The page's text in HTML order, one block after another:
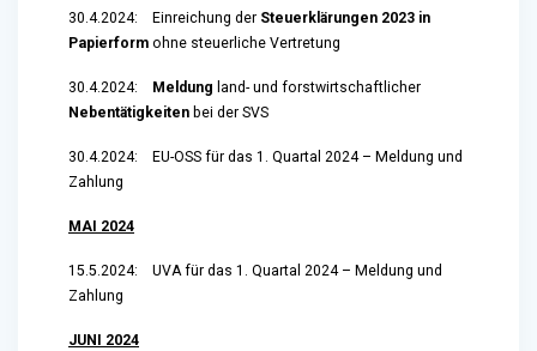
30.4.2024: Einreichung der Steuerklärungen 2023 in
Papierform ohne steuerliche Vertretung
30.4.2024: Meldung land- und forstwirtschaftlicher
Nebentätigkeiten bei der SVS
30.4.2024: EU-OSS für das 1. Quartal 2024 – Meldung und
Zahlung
MAI 2024
15.5.2024: UVA für das 1. Quartal 2024 – Meldung und
Zahlung
JUNI 2024